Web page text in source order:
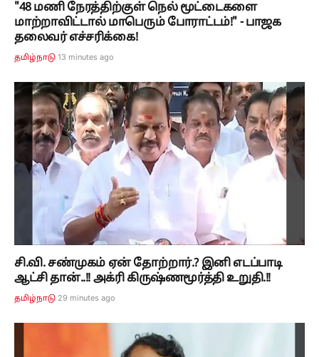
"48 மணி நேரத்திற்குள் நெல் மூட்டைகளை
மாற்றாவிட்டால் மாபெரும் போராட்டம்!" - பாஜக
தலைவர் எச்சரிக்கை!
தமிழ்நாடு 13 minutes ago
சி.வி. சண்முகம் ஏன் தோற்றார்.? இனி எடப்பாடி
ஆட்சி தான்..!! அக்ரி கிருஷ்ணமூர்த்தி உறுதி.!!
தமிழ்நாடு 29 minutes ago